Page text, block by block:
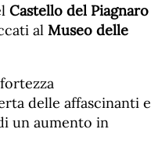
Castello del Piagnaro
al Museo delle
delle affascinanti e
un aumento in